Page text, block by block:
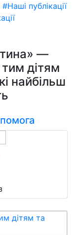
#Наші публікації
—
дітям
найбільш